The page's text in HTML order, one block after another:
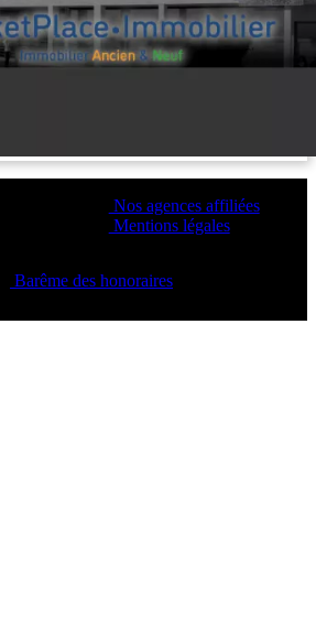
Nos agences affiliées
Mentions légales
Barême des honoraires